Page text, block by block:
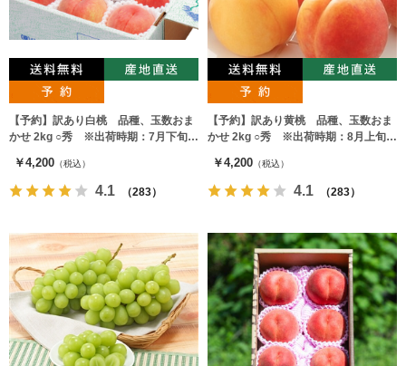
【予約】訳あり白桃 品種、玉数おま
かせ 2kg ○秀 ※出荷時期：7月下旬～
￥4,200 （税込）
4.1 （283）
【予約】訳あり黄桃 品種、玉数おま
かせ 2kg ○秀 ※出荷時期：8月上旬～
￥4,200 （税込）
4.1 （283）